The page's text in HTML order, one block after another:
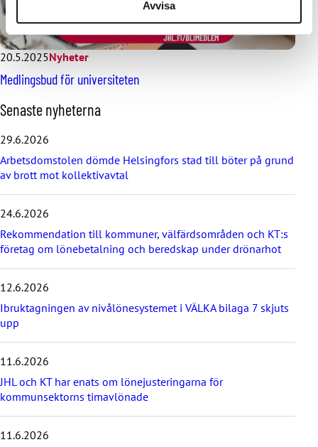
Avvisa
20.5.2025Nyheter
Medlingsbud för universiteten
H
o
p
p
a
ö
v
r
d
e
n
a
s
e
n
y
h
e
t
e
Senaste nyheterna
29.6.2026
Arbetsdomstolen dömde Helsingfors stad till böter på grund
av brott mot kollektivavtal
24.6.2026
Rekommendation till kommuner, välfärdsområden och KT:s
företag om lönebetalning och beredskap under drönarhot
12.6.2026
Ibruktagningen av nivålönesystemet i VÄLKA bilaga 7 skjuts
upp
11.6.2026
JHL och KT har enats om lönejusteringarna för
kommunsektorns timavlönade
11.6.2026